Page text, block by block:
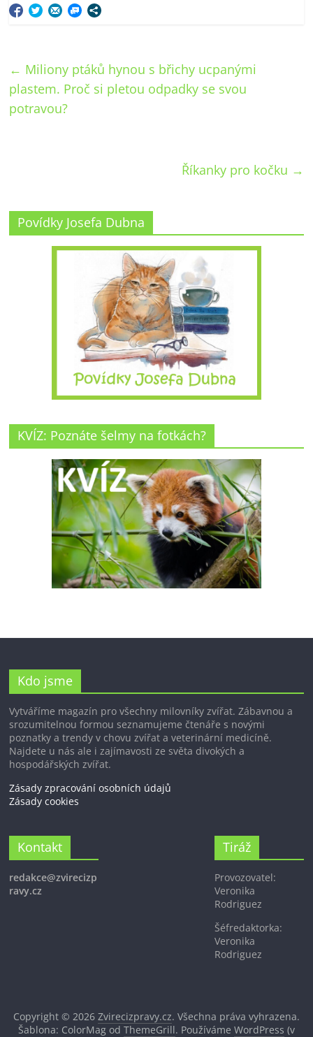
← Miliony ptáků hynou s břichy ucpanými
plastem. Proč si pletou odpadky se svou
potravou?
Říkanky pro kočku →
Povídky Josefa Dubna
KVÍZ: Poznáte šelmy na fotkách?
Kdo jsme
Vytváříme magazín pro všechny milovníky zvířat. Zábavnou a
srozumitelnou formou seznamujeme čtenáře s novými
poznatky a trendy v chovu zvířat a veterinární medicíně.
Najdete u nás ale i zajímavosti ze světa divokých a
hospodářských zvířat.
Zásady zpracování osobních údajů
Zásady cookies
Kontakt
redakce@zvirecizp
ravy.cz
Tiráž
Provozovatel:
Veronika
Rodriguez
Šéfredaktorka:
Veronika
Rodriguez
Copyright © 2026 Zvirecizpravy.cz. Všechna práva vyhrazena.
Šablona: ColorMag od ThemeGrill. Používáme WordPress (v